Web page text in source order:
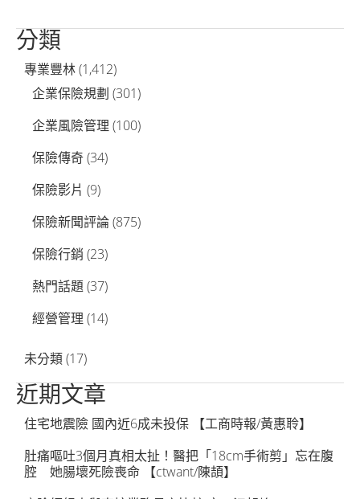
分類
專業豐林(1,412)
企業保險規劃 (301)
企業風險管理 (100)
保險傳奇(34)
保險影片 (9)
保險新聞評論(875)
保險行銷 (23)
熱門話題(37)
經營管理 (14)
未分類(17)
近期文章
住宅地震險 國內近6成未投保 【工商時報/黃惠聆】
肚痛嘔吐3個月真相太扯！醫把「18cm手術剪」忘在腹
腔 她腸壞死險喪命 【ctwant/陳頡】